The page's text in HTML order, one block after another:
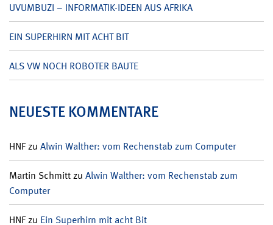
UVUMBUZI – INFORMATIK-IDEEN AUS AFRIKA
EIN SUPERHIRN MIT ACHT BIT
ALS VW NOCH ROBOTER BAUTE
NEUESTE KOMMENTARE
HNFzu Alwin Walther: vom Rechenstab zum Computer
Martin Schmittzu Alwin Walther: vom Rechenstab zum
Computer
HNFzu Ein Superhirn mit acht Bit